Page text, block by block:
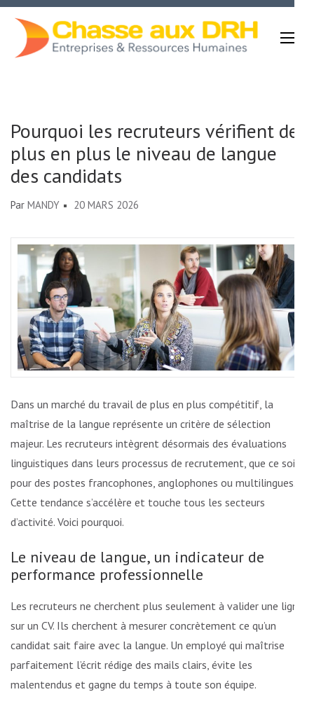
Aller
contenu
Pourquoi les recruteurs vérifient de
plus en plus le niveau de langue
des candidats
Par MANDY 20 MARS 2026
Dans un marché du travail de plus en plus compétitif, la
maîtrise de la langue représente un critère de sélection
majeur. Les recruteurs intègrent désormais des évaluations
linguistiques dans leurs processus de recrutement, que ce soit
pour des postes francophones, anglophones ou multilingues.
Cette tendance s’accélère et touche tous les secteurs
d’activité. Voici pourquoi.
Le niveau de langue, un indicateur de
performance professionnelle
Les recruteurs ne cherchent plus seulement à valider une ligne
sur un CV. Ils cherchent à mesurer concrètement ce qu’un
candidat sait faire avec la langue. Un employé qui maîtrise
parfaitement l’écrit rédige des mails clairs, évite les
malentendus et gagne du temps à toute son équipe.